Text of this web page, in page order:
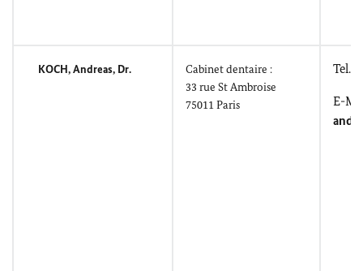
KOCH, Andreas, Dr.
Cabinet dentaire :
33 rue St Ambroise
75011 Paris
Tel.:
E-